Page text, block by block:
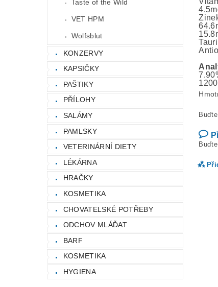
Taste of the Wild
VET HPM
Wolfsblut
KONZERVY
KAPSIČKY
PAŠTIKY
PŘÍLOHY
SALÁMY
PAMLSKY
VETERINÁRNÍ DIETY
LÉKÁRNA
HRAČKY
KOSMETIKA
CHOVATELSKÉ POTŘEBY
ODCHOV MLÁĎAT
BARF
KOSMETIKA
HYGIENA